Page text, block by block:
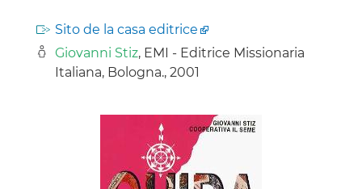
Sito de la casa editrice
Giovanni Stiz, EMI - Editrice Missionaria
Italiana, Bologna., 2001